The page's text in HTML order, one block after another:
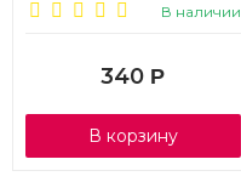
В наличии
340 Р
В корзину